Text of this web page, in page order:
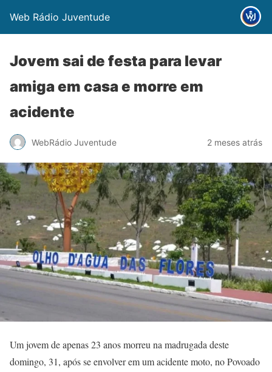
Web Rádio Juventude
Jovem sai de festa para levar
amiga em casa e morre em
acidente
WebRádio Juventude 2 meses atrás
Um jovem de apenas 23 anos morreu na madrugada deste
domingo, 31, após se envolver em um acidente moto, no Povoado